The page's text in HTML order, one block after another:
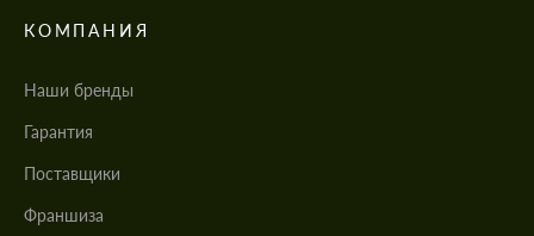
КОМПАНИЯ
Наши бренды
Гарантия
Поставщики
Франшиза